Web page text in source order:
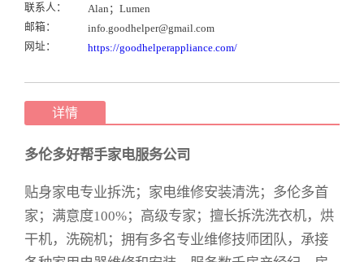
联系人：
Alan；Lumen
邮箱：
info.goodhelper@gmail.com
网址：
https://goodhelperappliance.com/
详情
多伦多好帮手家电服务公司
贴身家电专业拆洗；家电维修安装清洗；多伦多首
家；满意度100%；高级专家；擅长拆洗洗衣机，烘
干机，洗碗机；拥有多名专业维修技师团队，承接